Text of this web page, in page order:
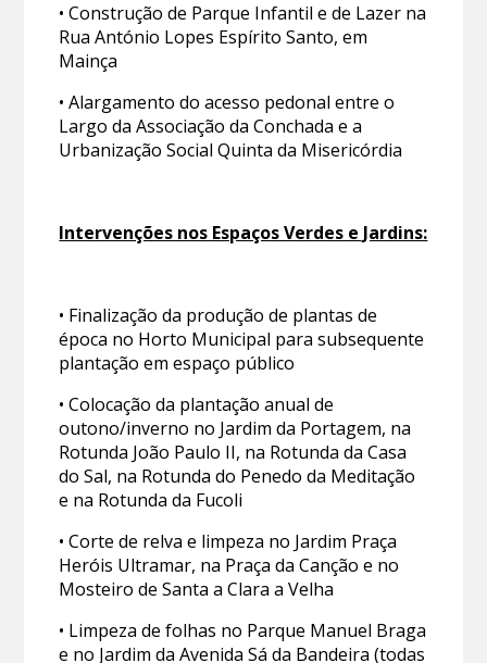
• Construção de Parque Infantil e de Lazer na
Rua António Lopes Espírito Santo, em
Mainça
• Alargamento do acesso pedonal entre o
Largo da Associação da Conchada e a
Urbanização Social Quinta da Misericórdia
Intervenções nos Espaços Verdes e Jardins:
• Finalização da produção de plantas de
época no Horto Municipal para subsequente
plantação em espaço público
• Colocação da plantação anual de
outono/inverno no Jardim da Portagem, na
Rotunda João Paulo II, na Rotunda da Casa
do Sal, na Rotunda do Penedo da Meditação
e na Rotunda da Fucoli
• Corte de relva e limpeza no Jardim Praça
Heróis Ultramar, na Praça da Canção e no
Mosteiro de Santa a Clara a Velha
• Limpeza de folhas no Parque Manuel Braga
e no Jardim da Avenida Sá da Bandeira (todas